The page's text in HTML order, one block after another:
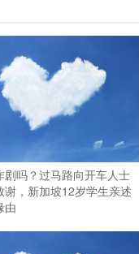
剧吗？过马路向开车人士
谢，新加坡12岁学生亲述
由